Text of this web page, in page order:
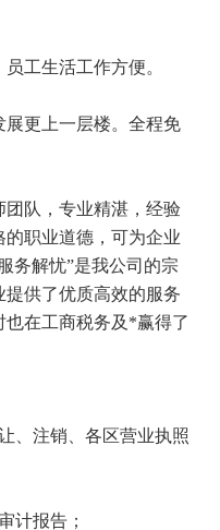
工生活工作方便。
展更上一层楼。全程免
队，专业精湛，经验
职业道德，可为企业
务解忧”是我公司的宗
供了优质高效的服务
在工商税务及 *赢得了
、注销、各区营业执照
计报告；